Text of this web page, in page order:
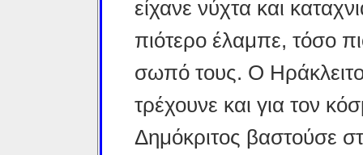
είχανε νύχτα και
πιότερο έλαμπε, τόσο
σωπό τους. Ο
τρέχουνε και για τον
Δημόκριτος βαστούσε